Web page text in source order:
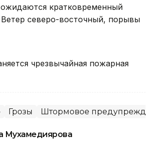
кратковременный
северо-восточный, порывы
чрезвычайная пожарная
Грозы Штормовое
Мухамедиярова